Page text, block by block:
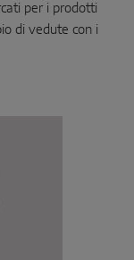
per i prodotti
di vedute con i